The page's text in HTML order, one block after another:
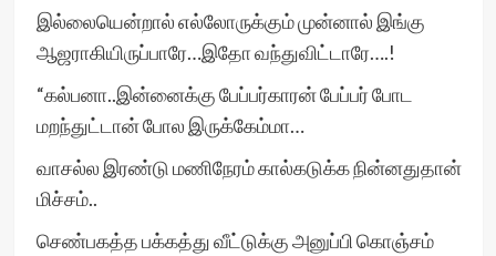
இல்லையென்றால் எல்லோருக்கும் முன்னால் இங்கு
ஆஜராகியிருப்பாரே…இதோ வந்துவிட்டாரே….!
“கல்பனா..இன்னைக்கு பேப்பர்காரன் பேப்பர் போட
மறந்துட்டான் போல இருக்கேம்மா…
வாசல்ல இரண்டு மணிநேரம் கால்கடுக்க நின்னதுதான்
மிச்சம்..
செண்பகத்த பக்கத்து வீட்டுக்கு அனுப்பி கொஞ்சம்